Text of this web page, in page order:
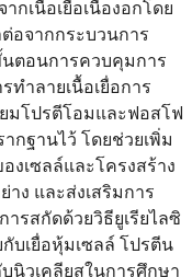
เนื้อเยื่อเนื้องอกโดย
อจากกระบวนการ
นตอนการควบคุมการ
ำลายเนื้อเยื่อการ
มโปรตีโอมและฟอสโฟ
กฐานไว้ โดยช่วยเพิ่ม
งเซลล์และโครงสร้าง
ง และส่งเสริมการ
รสกัดด้วยวิธียูเรียไลซิ
บเยื่อหุ้มเซลล์ โปรตีน
นิวเคลียสในการศึกษา